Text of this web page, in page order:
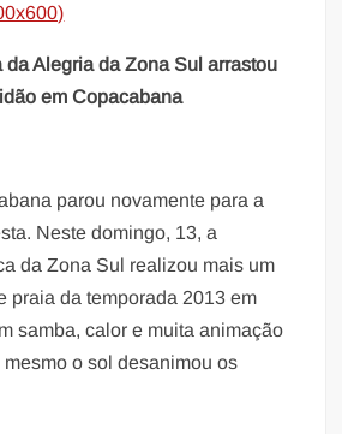
da Alegria da Zona Sul arrastou
em Copacabana
parou novamente para a
Neste domingo, 13, a
da Zona Sul realizou mais um
praia da temporada 2013 em
samba, calor e muita animação
mesmo o sol desanimou os